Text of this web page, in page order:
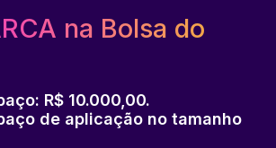
na Bolsa do
R$ 10.000,00.
de aplicação no tamanho